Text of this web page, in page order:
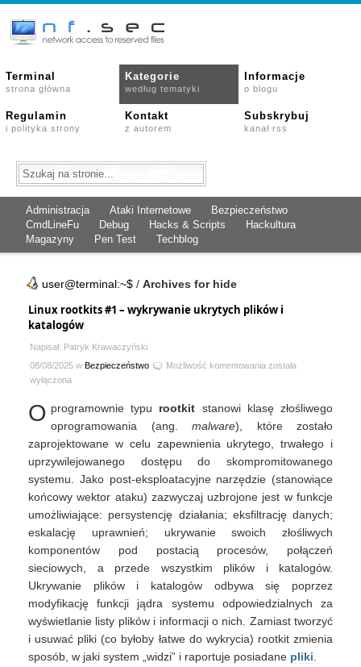
Terminal
strona główna
Kategorie
według tematyki
Informacje
o blogu
Regulamin
i polityka strony
Kontakt
z autorem
Subskrybuj
kanał rss
Administracja Ataki Internetowe
Bezpieczeństwo
CmdLineFu
Debug Hacks & Scripts
Hackultura
Magazyny
Pen Test Techblog
user@terminal:~$ / Archives for hide
Linux rootkits #1 – wykrywanie ukrytych plików i
katalogów
Napisał: Patryk Krawaczyński
08/08/2025 w Bezpieczeństwo Możliwość komentowania Linux
–
wykrywanie
plików
i
katalogów
została
wyłączona
O programownie typu rootkit stanowi klasę złośliwego
oprogramowania (ang. malware), które zostało
zaprojektowane w celu zapewnienia ukrytego, trwałego i
uprzywilejowanego dostępu do skompromitowanego
systemu. Jako post-eksploatacyjne narzędzie (stanowiące
końcowy wektor ataku) zazwyczaj uzbrojone jest w funkcje
umożliwiające: persystencję działania; eksfiltrację danych;
eskalację uprawnień; ukrywanie swoich złośliwych
komponentów pod postacią procesów, połączeń
sieciowych, a przede wszystkim plików i katalogów.
Ukrywanie plików i katalogów odbywa się poprzez
modyfikację funkcji jądra systemu odpowiedzialnych za
wyświetlanie listy plików i informacji o nich. Zamiast tworzyć
i usuwać pliki (co byłoby łatwe do wykrycia) rootkit zmienia
sposób, w jaki system „widzi” i raportuje posiadane pliki